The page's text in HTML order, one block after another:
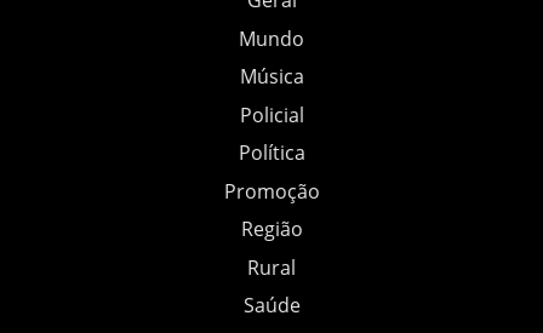
Mundo
Música
Policial
Política
Promoção
Região
Rural
Saúde